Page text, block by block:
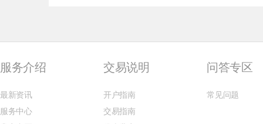
服务介绍
最新资讯
服务中心
交易说明
开户指南
交易指南
问答专区
常见问题